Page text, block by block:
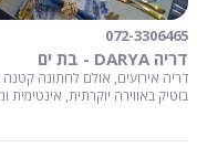
072-3306465
דריה DARYA - בת ים
דריה אירועים, אולם לחתונה
בוטיק באווירה יוקרתית, אינטימית